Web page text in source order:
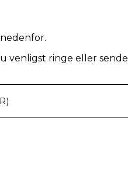
venligst ringe eller sende